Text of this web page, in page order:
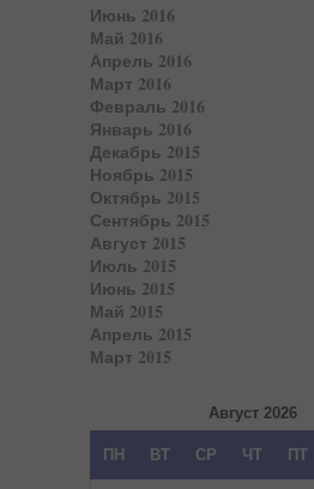
Июнь 2016
Май 2016
Апрель 2016
Март 2016
Февраль 2016
Январь 2016
Декабрь 2015
Ноябрь 2015
Октябрь 2015
Сентябрь 2015
Август 2015
Июль 2015
Июнь 2015
Май 2015
Апрель 2015
Март 2015
Август 2026
ПН ВТ СР ЧТ ПТ